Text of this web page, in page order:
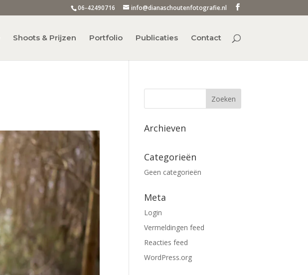
06-42490716 info@dianaschoutenfotografie.nl
Shoots & Prijzen Portfolio Publicaties Contact
Archieven
Categorieën
Geen categorieën
Meta
Login
Vermeldingen feed
Reacties feed
WordPress.org